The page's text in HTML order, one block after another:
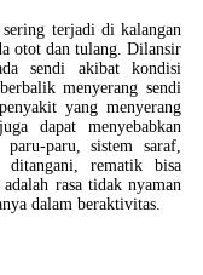
terjadi di kalangan
otot dan tulang. Dilansir
sendi akibat kondisi
menyerang sendi
yang menyerang
dapat menyebabkan
paru, sistem saraf,
rematik bisa
rasa tidak nyaman
dalam beraktivitas.